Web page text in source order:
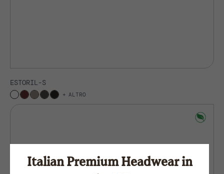
ESTORIL-S
ALTRO
Italian Premium Headwear in